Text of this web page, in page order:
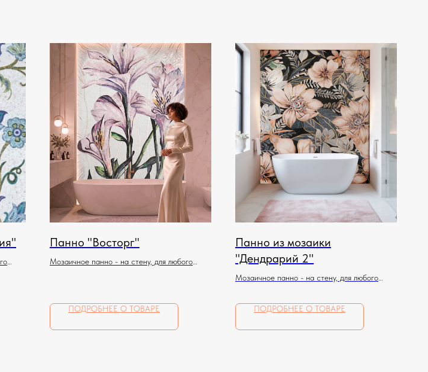
Панно "Восторг"
Мозаичное панно - на стену, для любого
ПОДРОБНЕЕ О ТОВАРЕ
Панно из мозаики
"Дендрарий 2"
Мозаичное панно - на стену, для любого
ПОДРОБНЕЕ О ТОВАРЕ